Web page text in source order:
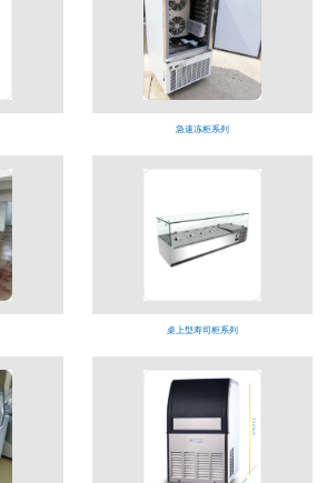
急速冻柜系列
桌上型寿司柜系列